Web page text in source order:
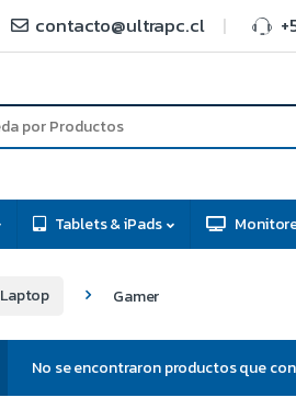
contacto@ultrapc.cl
Tablets & iPads
Laptop Gamer
No se encontraron productos que